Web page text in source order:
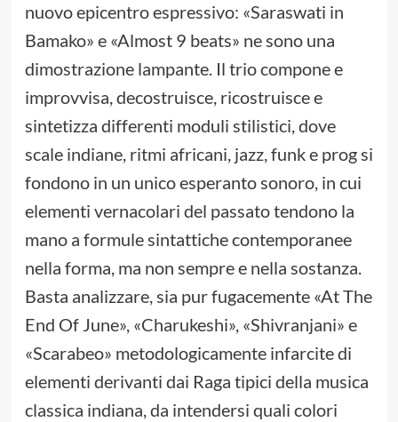
nuovo epicentro espressivo: «Saraswati in
Bamako» e «Almost 9 beats» ne sono una
dimostrazione lampante. Il trio compone e
improvvisa, decostruisce, ricostruisce e
sintetizza differenti moduli stilistici, dove
scale indiane, ritmi africani, jazz, funk e prog si
fondono in un unico esperanto sonoro, in cui
elementi vernacolari del passato tendono la
mano a formule sintattiche contemporanee
nella forma, ma non sempre e nella sostanza.
Basta analizzare, sia pur fugacemente «At The
End Of June», «Charukeshi», «Shivranjani» e
«Scarabeo» metodologicamente infarcite di
elementi derivanti dai Raga tipici della musica
classica indiana, da intendersi quali colori